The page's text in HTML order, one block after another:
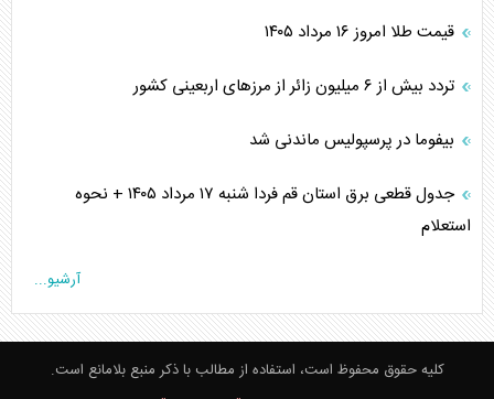
قیمت طلا امروز ۱۶ مرداد ۱۴۰۵
تردد بیش از ۶ میلیون زائر از مرزهای اربعینی کشور
بیفوما در پرسپولیس ماندنی شد
جدول قطعی برق استان قم فردا شنبه ۱۷ مرداد ۱۴۰۵ + نحوه
استعلام
آرشیو...
کلیه حقوق محفوظ است، استفاده از مطالب با ذکر منبع بلامانع است.